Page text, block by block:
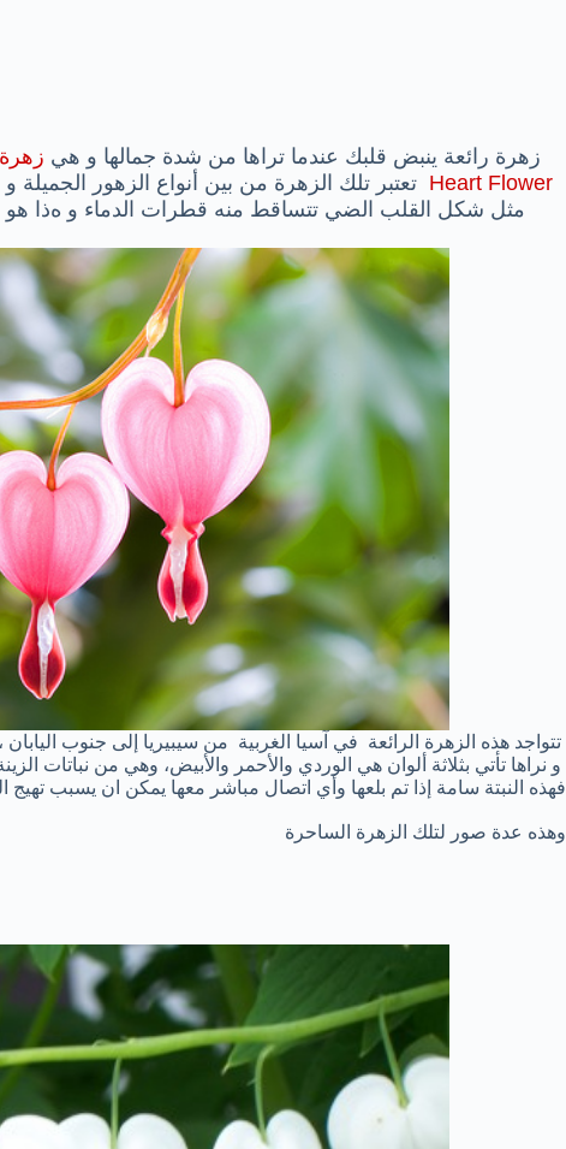
زهرة رائعة ينبض قلبك عندما تراها من شدة جمالها و هي
Heart Flower تعتبر تلك الزهرة من بين أنواع الزهور الجميلة
مثل شكل القلب الضي تتساقط منه قطرات الدماء و هذا
تتواجد هذه الزهرة الرائعة في آسيا الغربية من سيبيريا إلى جنوب
و نراها تأتي بثلاثة ألوان هي الوردي والأحمر والأبيض، وهي من نباتات
فهذه النبتة سامة إذا تم بلعها وأي اتصال مباشر معها يمكن ان يسبب
وهذه عدة صور لتلك الزهرة الساحرة